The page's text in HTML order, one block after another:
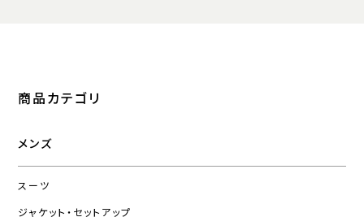
商品カテゴリ
メンズ
スーツ
ジャケット・セットアップ